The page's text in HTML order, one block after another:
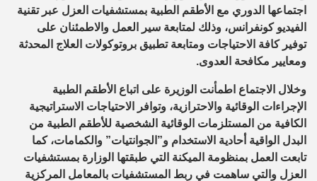
اجتماعها الدوري مع الأطقم الطبية بمستشفيات العزل عبر تقنية
الفيديو كونفرانس، وذلك لمتابعة سير العمل والاطمئنان على
توفير كافة الاحتياجات ومتابعة تطبيق بروتوكولات العلاج المحدثة
ومعايير مكافحة العدوى.
وخلال الاجتماع اطمأنت الوزيرة على اتباع الأطقم الطبية
الإجراءات الوقائية والاحترازية، وتوافر الاحتياجات الاستراتيجية
الكافية من المستلزمات الوقائية الشخصية للأطقم الطبية من
البدل الواقية أحادية الاستخدام و”الجوانتيات” والكمامات، كما
تابعت العمل بمنظومة الميكنة التي طبقتها الوزارة بمستشفيات
العزل والتي ساهمت في ربط المستشفيات بالمعامل المركزية